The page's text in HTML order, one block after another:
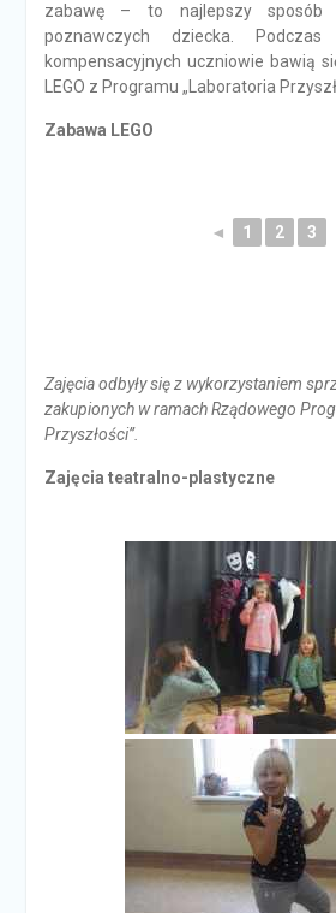
zabawę – to najlepszy sposób
poznawczych dziecka.
kompensacyjnych uczniowie bawią
LEGO z Programu „Laboratoria
Zabawa LEGO
◄ 1 2 3
Zajęcia odbyły się z wykorzystaniem
zakupionych w ramach Rządowego
Przyszłości”.
Zajęcia teatralno-plastyczne